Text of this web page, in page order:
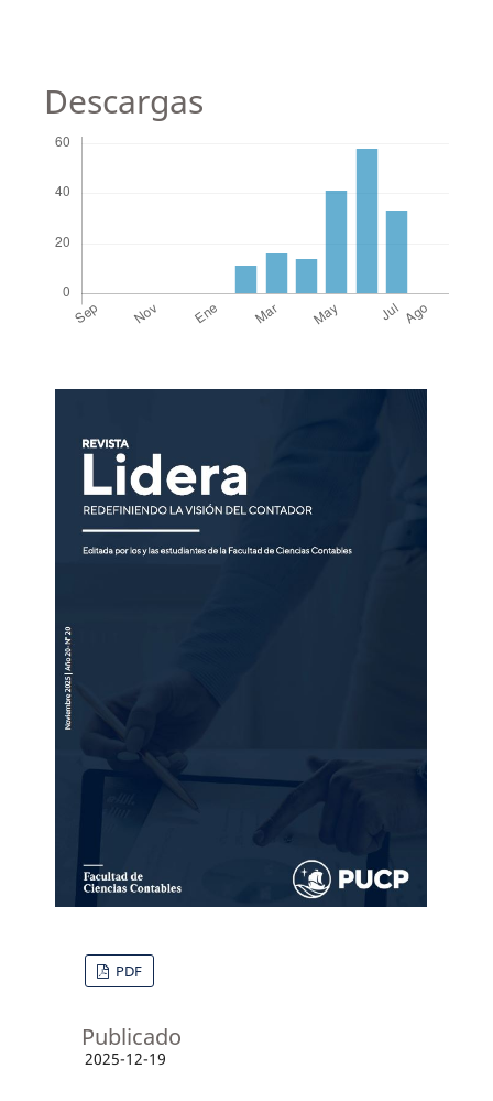
Descargas
PDF
Publicado
2025-12-19